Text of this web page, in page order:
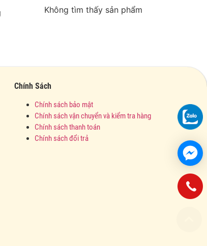
Không tìm thấy sản phẩm
Chính Sách
Chính sách bảo mật
Chính sách vận chuyển và kiểm tra hàng
Chính sách thanh toán
Chính sách đổi trả